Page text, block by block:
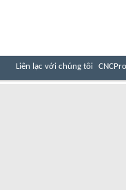
Liên lạc với chúng tôi